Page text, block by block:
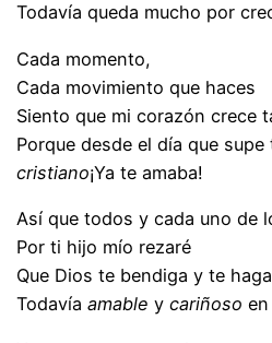
Todavía queda mucho por
Cada momento,
Cada movimiento que haces
Siento que mi corazón crece
Porque desde el día que
cristiano¡Ya te amaba!
Así que todos y cada uno de
Por ti hijo mío rezaré
Que Dios te bendiga y te
Todavíaamable ycariñoso